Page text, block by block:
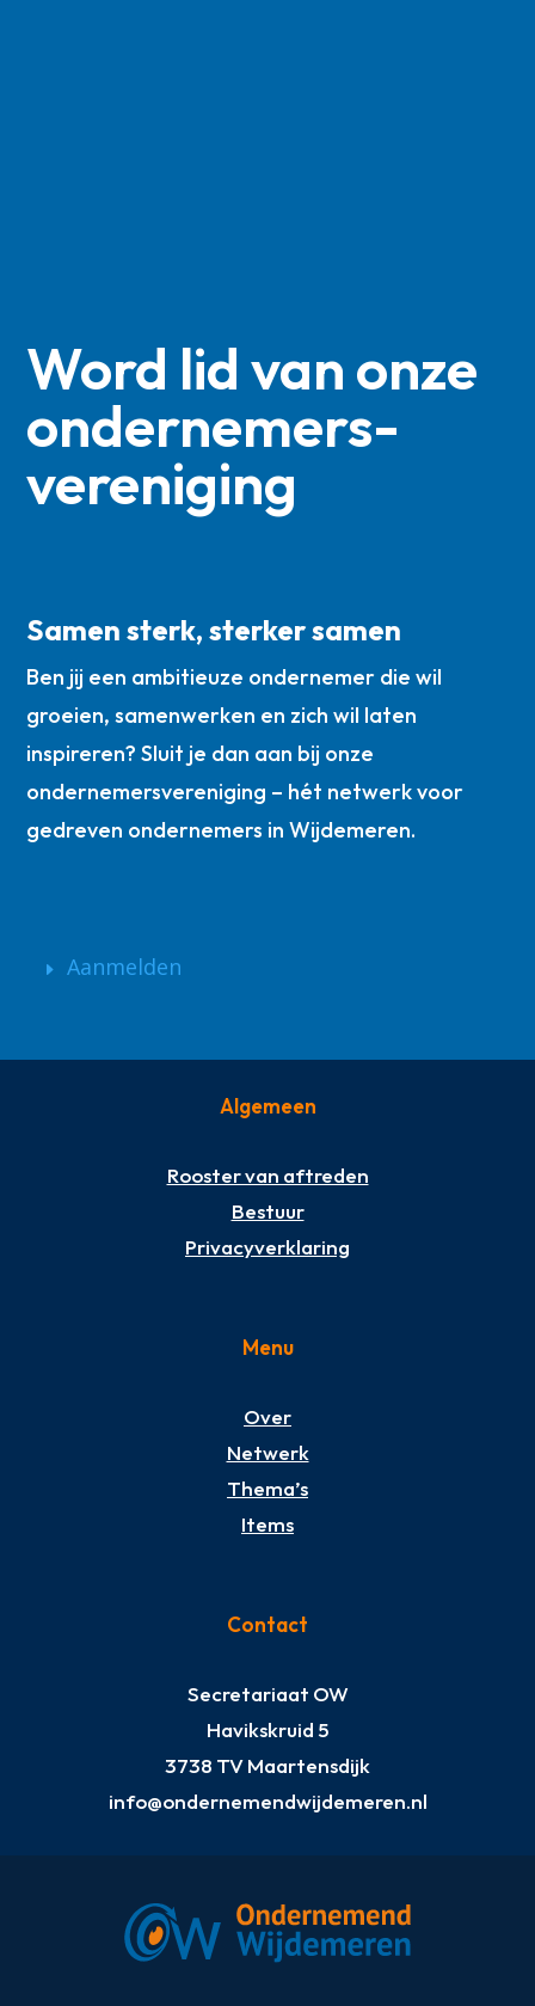
Word lid van onze
ondernemers­
vereniging
Samen sterk, sterker samen
Ben jij een ambitieuze ondernemer die wil
groeien, samenwerken en zich wil laten
inspireren? Sluit je dan aan bij onze
ondernemersvereniging – hét netwerk voor
gedreven ondernemers in Wijdemeren.
Aanmelden
Algemeen
Rooster van aftreden
Bestuur
Privacyverklaring
Menu
Over
Netwerk
Thema’s
Items
Contact
Secretariaat OW
Havikskruid 5
3738 TV Maartensdijk
info@ondernemendwijdemeren.nl